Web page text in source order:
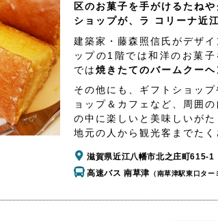
区のお菓子を手がけるたね
ショップが、ラ コリーナ近
建築家・藤森照信氏がデザ
ップの1階では和洋のお菓
では焼きたてのバームクーヘ
その他にも、ギフトショッ
ョップ＆カフェなど、周囲
の中に楽しいと美味しいが
地元の人から観光客までたく
滋賀県近江八幡市北之庄町615-1
高速バス 南草津 （南草津駅東口ター